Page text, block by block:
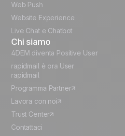
Web Push
Website Experience
Live Chat e Chatbot
Chi siamo
4DEM diventa Positive User
rapidmail è ora User
rapidmail
Programma Partner
Lavora con noi
Trust Center
Contattaci